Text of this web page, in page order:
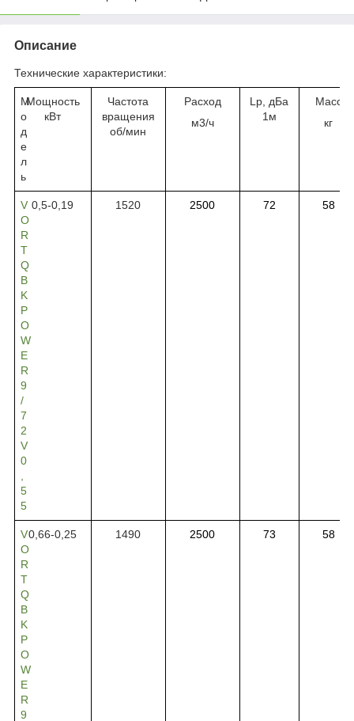
Описание
Технические характеристики:
М
о
д
е
л
ь
Мощность
кВт
Частота
вращения
об/мин
Расход
м3/ч
Lp, дБа
1 м
Масс
кг
V
O
R
T
Q
B
K
P
O
W
E
R
9
/
7
2
V
0
5
5
0,5-0,19 1520 2500 72 58
V
O
R
T
Q
B
K
P
O
W
E
R
9
0,66-0,25 1490 2500 73 58